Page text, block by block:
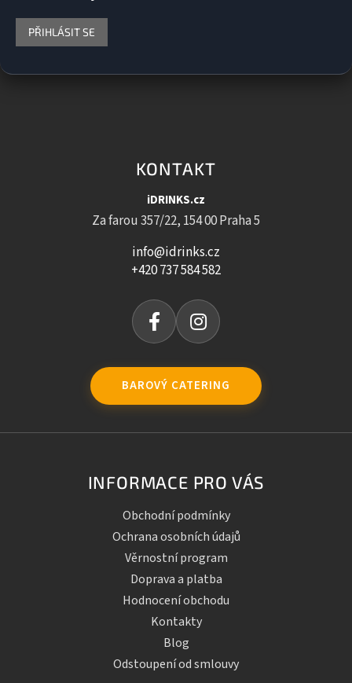
PŘIHLÁSIT SE
KONTAKT
iDRINKS.cz
Za farou 357/22, 154 00 Praha 5
info@idrinks.cz
+420 737 584 582
BAROVÝ CATERING
INFORMACE PRO VÁS
Obchodní podmínky
Ochrana osobních údajů
Věrnostní program
Doprava a platba
Hodnocení obchodu
Kontakty
Blog
Odstoupení od smlouvy